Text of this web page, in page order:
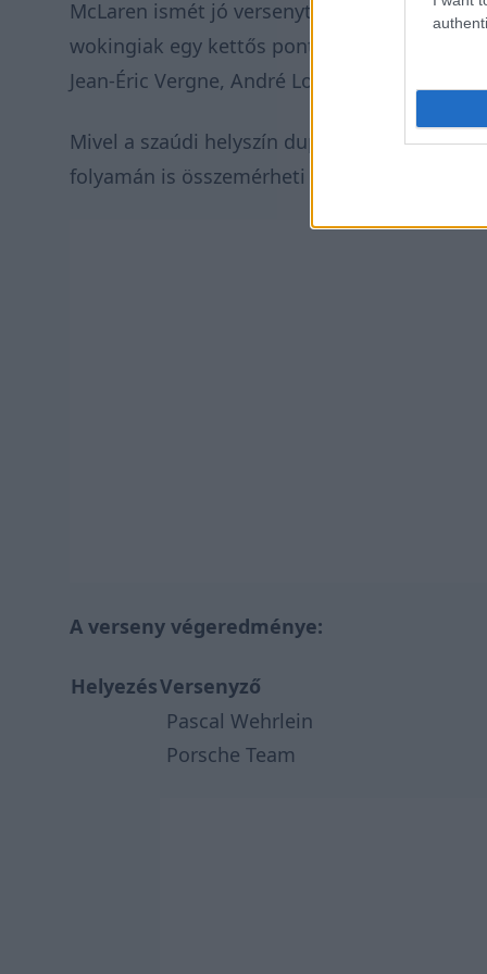
McLaren ismét jó versenyt zárt, ugyanis
wokingiak egy kettős pontszerzést tudtak
Jean-Éric Vergne, André Lotterer és Mitch
Mivel a szaúdi helyszín dupla futamos
folyamán is összemérheti majd a tudását a
A verseny végeredménye:
HelyezésVersenyző
Pascal Wehrlein
Porsche Team